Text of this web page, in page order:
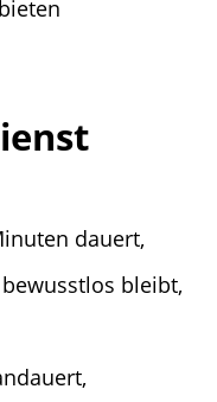
dauert,
bleibt,